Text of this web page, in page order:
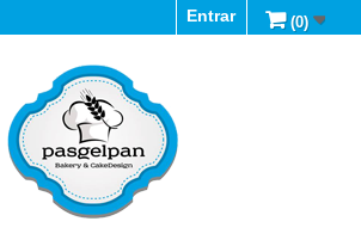
(0)
Entrar